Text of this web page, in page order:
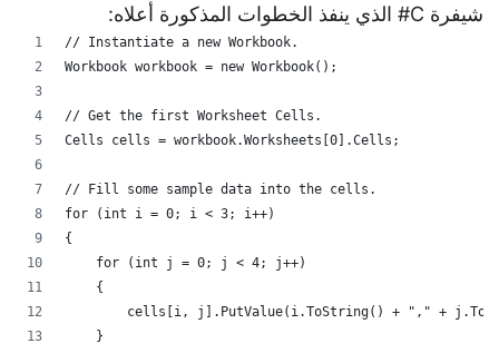
شيفرة C# الذي ينفذ الخطوات المذكورة أعلاه:
// Instantiate a new Workbook.
Workbook workbook = new Workbook();
// Get the first Worksheet Cells.
Cells cells = workbook.Worksheets[0].Cells;
// Fill some sample data into the cells.
for (int i = 0; i < 3; i++)
    for (int j = 0; j < 4; j++)
    {
cells[i, j].PutValue(i.ToString() + "," +
    }